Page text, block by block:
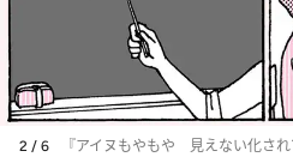
2 / 6
『アイヌもやもや 見えない化さ